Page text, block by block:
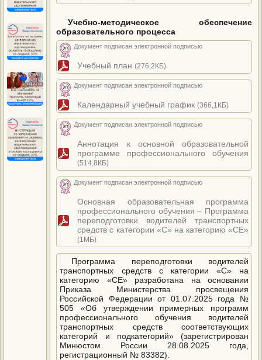
Учебно-методическое обеспечение
образовательного процесса
Документ подписан электронной подписью
Учебный план(276,2КБ)
Документ подписан электронной подписью
Календарный учебный график(366,1КБ)
Документ подписан электронной подписью
Аннотация к основной образовательной
программе профессионального обучения
(514,8КБ)
Документ подписан электронной подписью
Основная образовательная программа
профессионального обучения – Программа
переподготовки водителей транспортных
средств с категории «C» на категорию «CE»
(1МБ)
Программа переподготовки водителей
транспортных средств с категории «С» на
категорию «СЕ» разработана на основании
Приказа Министерства просвещения
Российской Федерации от 01.07.2025 года №
505 «Об утверждении примерных программ
профессионального обучения водителей
транспортных средств соответствующих
категорий и подкатегорий» (зарегистрирован
Минюстом России 28.08.2025 года,
регистрационный № 83382).